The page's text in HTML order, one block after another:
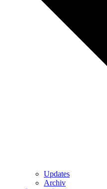
Updates
Archiv